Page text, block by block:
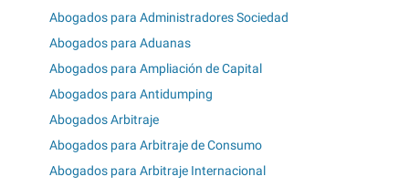
Abogados para Administradores Sociedad
Abogados para Aduanas
Abogados para Ampliación de Capital
Abogados para Antidumping
Abogados Arbitraje
Abogados para Arbitraje de Consumo
Abogados para Arbitraje Internacional